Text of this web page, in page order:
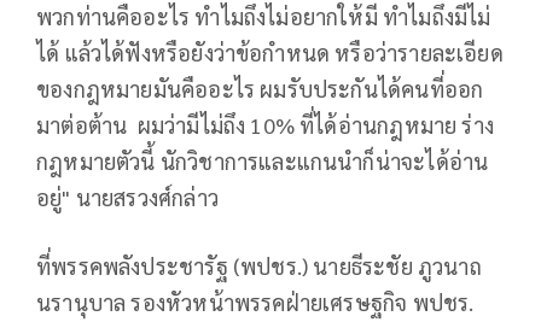
พวกท่านคืออะไร ทำไมถึงไม่อยากให้มี ทำไมถึงมีไม่
ได้ แล้วได้ฟังหรือยังว่าข้อกำหนด หรือว่ารายละเอียด
ของกฎหมายมันคืออะไร ผมรับประกันได้คนที่ออก
มาต่อต้าน ผมว่ามีไม่ถึง 10% ที่ได้อ่านกฎหมาย ร่าง
กฎหมายตัวนี้ นักวิชาการและแกนนำก็น่าจะได้อ่าน
อยู่" นายสรวงศ์กล่าว
ที่พรรคพลังประชารัฐ (พปชร.) นายธีระชัย ภูวนาถ
นรานุบาล รองหัวหน้าพรรคฝ่ายเศรษฐกิจ พปชร.